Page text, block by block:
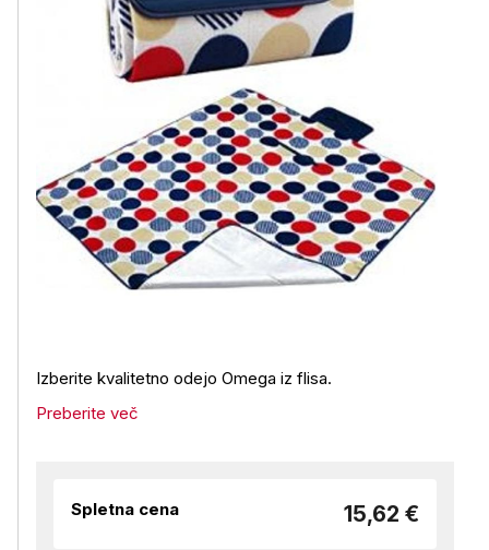
Izberite kvalitetno odejo Omega iz flisa.
Preberite več
Spletna cena 15,62 €